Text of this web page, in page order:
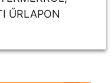
ŰRLAPON